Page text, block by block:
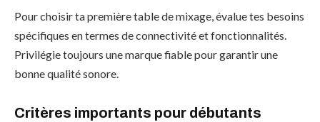
Pour choisir ta première table de mixage, évalue tes besoins
spécifiques en termes de connectivité et fonctionnalités.
Privilégie toujours une marque fiable pour garantir une
bonne qualité sonore.
Critères importants pour débutants